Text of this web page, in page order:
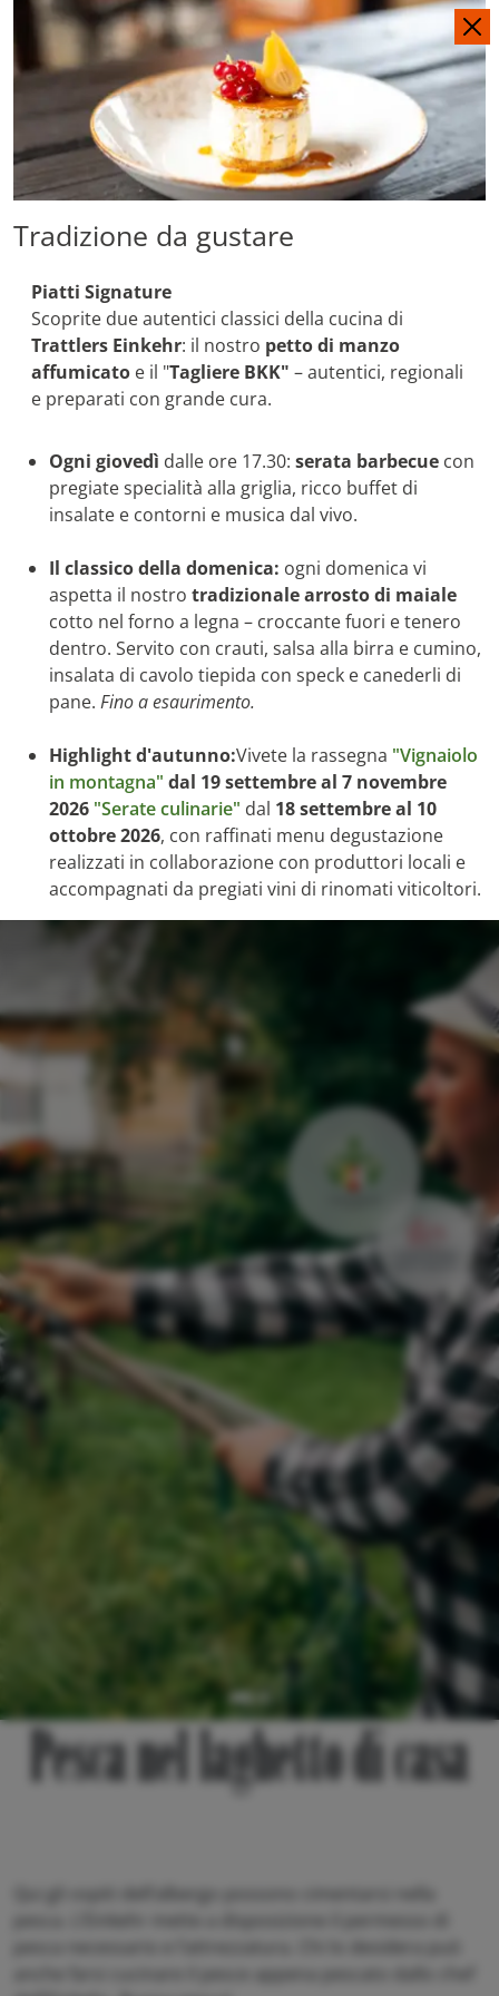
DE EN
Tradizione da gustare
Piatti Signature
Scoprite due autentici classici della cucina di
Trattlers Einkehr: il nostro petto di manzo
affumicato e il "Tagliere BKK" – autentici, regionali
e preparati con grande cura.
Ogni giovedì dalle ore 17.30: serata barbecue con
pregiate specialità alla griglia, ricco buffet di
insalate e contorni e musica dal vivo.
Il classico della domenica: ogni domenica vi
aspetta il nostro tradizionale arrosto di maiale
cotto nel forno a legna – croccante fuori e tenero
dentro. Servito con crauti, salsa alla birra e cumino,
insalata di cavolo tiepida con speck e canederli di
pane. Fino a esaurimento.
Highlight d'autunno:Vivete la rassegna "Vignaiolo
in montagna" dal 19 settembre al 7 novembre
2026 "Serate culinarie" dal 18 settembre al 10
ottobre 2026, con raffinati menu degustazione
realizzati in collaborazione con produttori locali e
accompagnati da pregiati vini di rinomati viticoltori.
Pesca nel laghetto di casa
anche farsi cucinare il pesce appena pescato dallo chef